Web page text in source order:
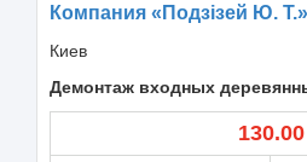
Компания «Подзізей Ю. Т.»
Киев
Демонтаж входных
130.00